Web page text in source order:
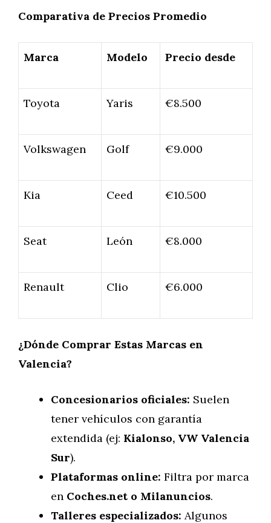
Comparativa de Precios Promedio
Marca Modelo Precio desde
Toyota Yaris €8.500
Volkswagen Golf €9.000
Kia Ceed €10.500
Seat León €8.000
Renault Clio €6.000
¿Dónde Comprar Estas Marcas en
Valencia?
Concesionarios oficiales: Suelen
tener vehículos con garantía
extendida (ej: Kialonso, VW Valencia
Sur).
Plataformas online: Filtra por marca
en Coches.net o Milanuncios.
Talleres especializados: Algunos